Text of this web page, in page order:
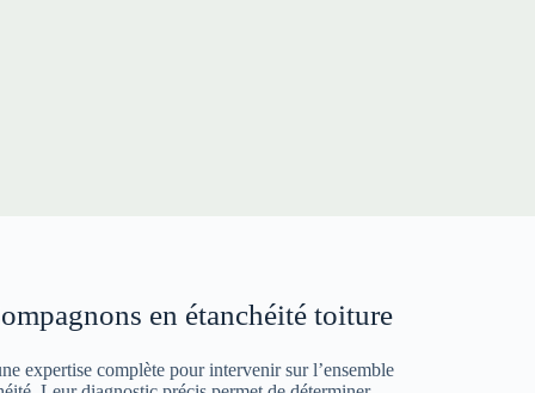
en étanchéité toiture
expertise complète pour intervenir sur l’ensemble